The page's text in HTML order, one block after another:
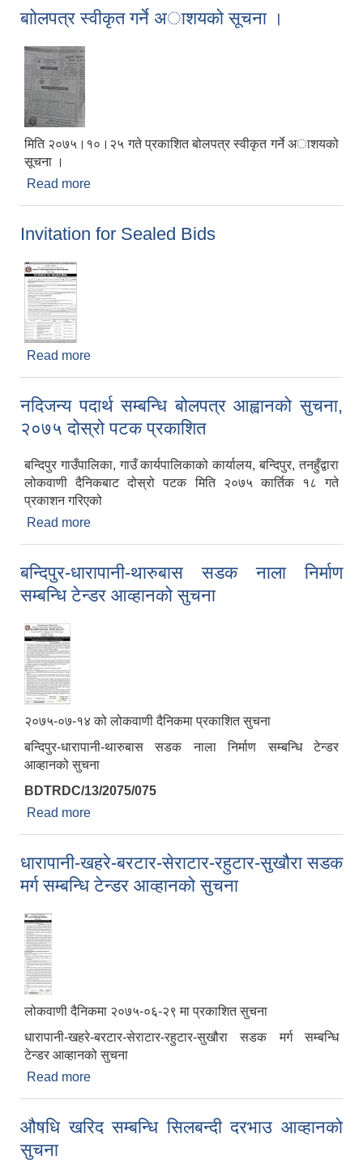
बाोलपत्र स्वीकृत गर्ने अाशयको सूचना ।
मिति २०७५।१०।२५ गते प्रकाशित बोलपत्र स्वीकृत गर्ने अाशयको
सूचना ।
Read more
Invitation for Sealed Bids
Read more
नदिजन्य पदार्थ सम्बन्धि बोलपत्र आह्वानको सुचना,
२०७५ दोस्रो पटक प्रकाशित
बन्दिपुर गाउँपालिका, गाउँ कार्यपालिकाको कार्यालय, बन्दिपुर, तनहुँद्वारा
लोकवाणी दैनिकबाट दोस्रो पटक मिति २०७५ कार्तिक १८ गते
प्रकाशन गरिएको
Read more
बन्दिपुर-धारापानी-थारुबास सडक नाला निर्माण
सम्बन्धि टेन्डर आव्हानको सुचना
२०७५-०७-१४ को लोकवाणी दैनिकमा प्रकाशित सुचना
बन्दिपुर-धारापानी-थारुबास सडक नाला निर्माण सम्बन्धि टेन्डर
आव्हानको सुचना
BDTRDC/13/2075/075
Read more
धारापानी-खहरे-बरटार-सेराटार-रहुटार-सुखौरा सडक
मर्ग सम्बन्धि टेन्डर आव्हानको सुचना
लोकवाणी दैनिकमा २०७५-०६-२९ मा प्रकाशित सुचना
धारापानी-खहरे-बरटार-सेराटार-रहुटार-सुखौरा सडक मर्ग सम्बन्धि
टेन्डर आव्हानको सुचना
Read more
औषधि खरिद सम्बन्धि सिलबन्दी दरभाउ आव्हानको
सुचना